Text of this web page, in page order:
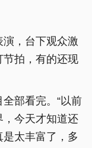
，台下观众激
拍，有的还现
部看完。“以前
，今天才知道还
太丰富了，多